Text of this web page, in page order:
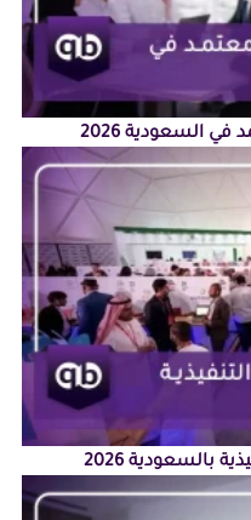
السعودية 2026
بالسعودية 2026